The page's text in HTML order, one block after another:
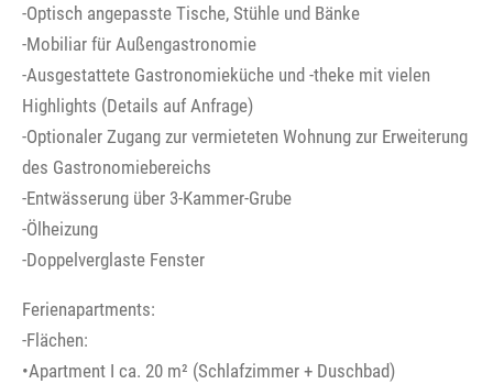
-Optisch angepasste Tische, Stühle und Bänke
-Mobiliar für Außengastronomie
-Ausgestattete Gastronomieküche und -theke mit vielen
Highlights (Details auf Anfrage)
-Optionaler Zugang zur vermieteten Wohnung zur Erweiterung
des Gastronomiebereichs
-Entwässerung über 3-Kammer-Grube
-Ölheizung
-Doppelverglaste Fenster
Ferienapartments:
-Flächen:
•Apartment I ca. 20 m² (Schlafzimmer + Duschbad)